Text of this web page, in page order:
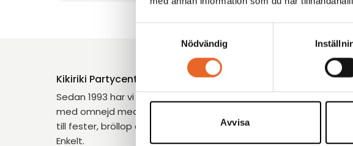
Nödvändig
Avvisa
Kikiriki Partycenter
Sedan 1993 har vi hjälpt tusentals kunder i Göteborg
med omnejd med uthyrning av tält, möbler och porslin
till fester, bröllop och företagsevent. Tryggt. Proffsigt.
Enkelt.